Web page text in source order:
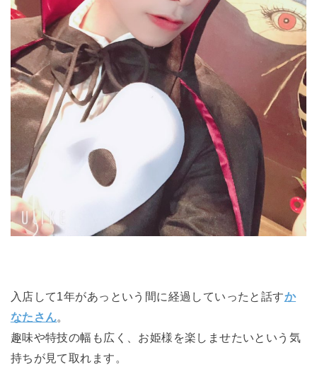
入店して1年があっという間に経過していったと話すか
なたさん。
趣味や特技の幅も広く、お姫様を楽しませたいという気
持ちが見て取れます。